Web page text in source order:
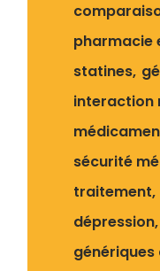
pharmacie
statines
interaction
sécurité
traitement
dépression